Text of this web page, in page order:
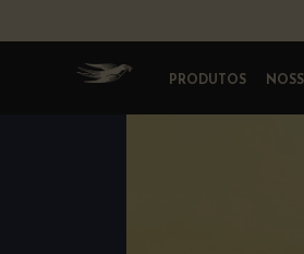
AndorinhaPRODUTOS